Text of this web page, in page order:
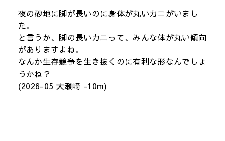
夜の砂地に脚が長いのに身体が丸いカニがいまし
た。
と言うか、脚の長いカニって、みんな体が丸い傾向
がありますよね。
なんか生存競争を生き抜くのに有利な形なんでしょ
うかね？
(2026-05 大瀬崎 -10m)